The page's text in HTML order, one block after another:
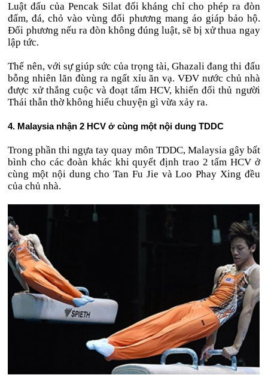
Luật đấu của Pencak Silat đối kháng chỉ cho phép ra đòn
đấm, đá, chỏ vào vùng đối phương mang áo giáp bảo hộ.
Đối phương nếu ra đòn không đúng luật, sẽ bị xử thua ngay
lập tức.
Thế nên, với sự giúp sức của trọng tài, Ghazali đang thi đấu
bỗng nhiên lăn đùng ra ngất xỉu ăn vạ. VĐV nước chủ nhà
được xử thắng cuộc và đoạt tấm HCV, khiến đối thủ người
Thái thẫn thờ không hiểu chuyện gì vừa xảy ra.
4. Malaysia nhận 2 HCV ở cùng một nội dung TDDC
Trong phần thi ngựa tay quay môn TDDC, Malaysia gây bất
bình cho các đoàn khác khi quyết định trao 2 tấm HCV ở
cùng một nội dung cho Tan Fu Jie và Loo Phay Xing đều
của chủ nhà.